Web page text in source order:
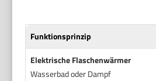
Funktionsprinzip
Elektrische Flaschenwärmer
Wasserbad oder Dampf